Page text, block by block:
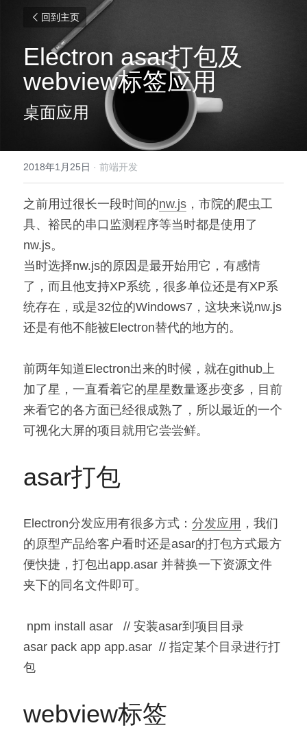
回到主页
Electron asar打包及
webview标签应用
桌面应用
2018年1月25日 · 前端开发
之前用过很长一段时间的nw.js ，市院的爬虫工
具、裕民的串口监测程序等当时都是使用了
nw.js。
当时选择nw.js的原因是最开始用它，有感情
了，而且他支持XP系统，很多单位还是有XP系
统存在，或是32位的Windows7，这块来说nw.js
还是有他不能被Electron替代的地方的。
前两年知道Electron出来的时候，就在github上
加了星，一直看着它的星星数量逐步变多，目前
来看它的各方面已经很成熟了，所以最近的一个
可视化大屏的项目就用它尝尝鲜。
asar打包
Electron分发应用有很多方式： 分发应用 ，我们
的原型产品给客户看时还是asar的打包方式最方
便快捷，打包出app.asar 并替换一下资源文件
夹下的同名文件即可。
asar pack app app.asar  // 指定某个目录进行打
包
webview标签